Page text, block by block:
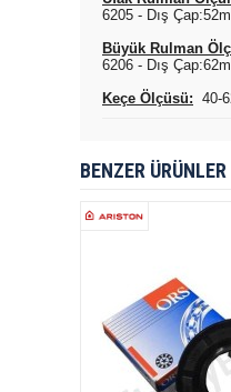
6205 - Dış
Büyük Rulman
6206 - Dış
Keçe Ölçüsü: 40-
BENZER ÜRÜNLER